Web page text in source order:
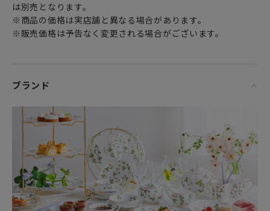
は別売となります。
※商品の価格は実店舗と異なる場合があります。
※販売価格は予告なく変更される場合がございます。
ブランド